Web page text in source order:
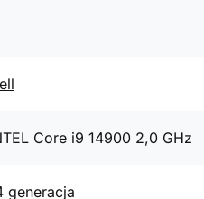
Core i9 14900 2,0 GHz
generacja